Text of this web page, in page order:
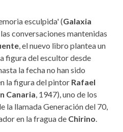
esculpida' (Galaxia
conversaciones mantenidas
, el nuevo libro plantea un
figura del escultor desde
la fecha no han sido
la figura del pintor Rafael
Canaria, 1947), uno de los
la llamada Generación del 70,
en la fragua de Chirino.